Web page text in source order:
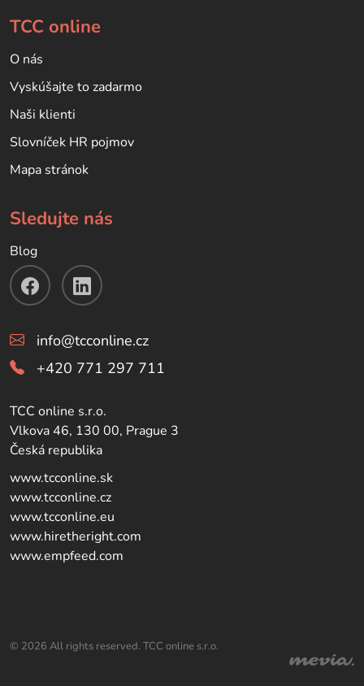
TCC online
O nás
Vyskúšajte to zadarmo
Naši klienti
Slovníček HR pojmov
Mapa stránok
Sledujte nás
Blog
info@tcconline.cz
+420 771 297 711
TCC online s.r.o.
Vlkova 46, 130 00, Prague 3
Česká republika
www.tcconline.sk
www.tcconline.cz
www.tcconline.eu
www.hiretheright.com
www.empfeed.com
© 2026 All rights reserved. TCC online s.r.o.